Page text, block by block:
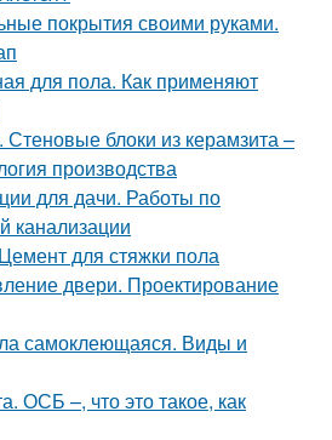
покрытия своими руками.
для пола. Как применяют
Стеновые блоки из керамзита –
производства
для дачи. Работы по
канализации
для стяжки пола
двери. Проектирование
самоклеющаяся. Виды и
ОСБ –, что это такое, как